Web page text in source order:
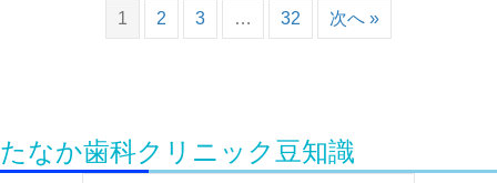
1 2 3 … 32 次へ »
たなか歯科クリニック豆知識